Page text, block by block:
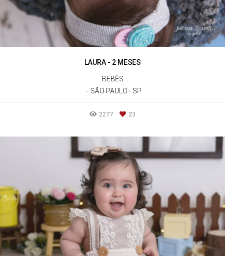
LAURA - 2 MESES
BEBÊS
SÃO PAULO - SP
2277 23